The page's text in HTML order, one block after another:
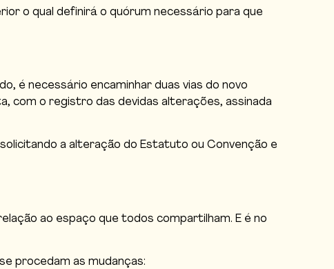
o qual definirá o quórum necessário para que
é necessário encaminhar duas vias do novo
com o registro das devidas alterações, assinada
a alteração do Estatuto ou Convenção e
ao espaço que todos compartilham. E é no
procedam as mudanças: